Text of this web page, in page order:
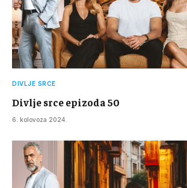
DIVLJE SRCE
Divlje srce epizoda 50
6. kolovoza 2024.